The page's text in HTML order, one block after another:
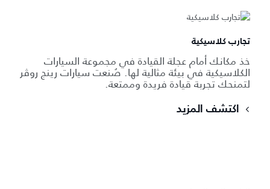
تجارب كلاسيكية
خذ مكانك أمام عجلة القيادة في مجموعة السيارات
الكلاسيكية في بيئة مثالية لها. صُنعت سيارات رينج روڤر
لتمنحك تجربة قيادة فريدة وممتعة.
اكتشف المزيد